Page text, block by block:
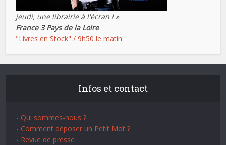
jeudi, une librairie à l'écran ! »
France 3 Pays de la Loire
"Livres en Stock" / 9h50 le matin
Infos et contact
- Qui sommes-nous ?
- Comment déposer un Petit Mot ?
- Revue de presse